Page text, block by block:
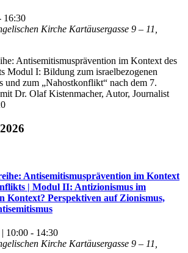
16:30
Kirche Kartäusergasse 9 – 11,
Antisemitismusprävention im Kontext des
Modul I: Bildung zum israelbezogenen
und zum „Nahostkonflikt“ nach dem 7.
Dr. Olaf Kistenmacher, Autor, Journalist
Antisemitismusprävention im Kontext
| Modul II: Antizionismus im
Kontext? Perspektiven auf Zionismus,
| 10:00 - 14:30
Kirche Kartäusergasse 9 – 11,